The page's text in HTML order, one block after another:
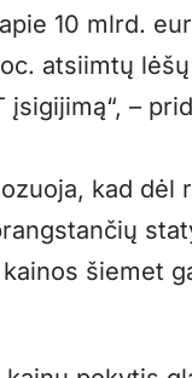
10 mlrd.
atsiimtų
įsigijimą“, –
kad dėl
šiemet